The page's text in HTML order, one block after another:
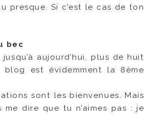
presque. Si c’est le cas de ton
bec
aujourd’hui, plus de huit
est évidemment la 8ème
sont les bienvenues. Mais
dire que tu n’aimes pas : je